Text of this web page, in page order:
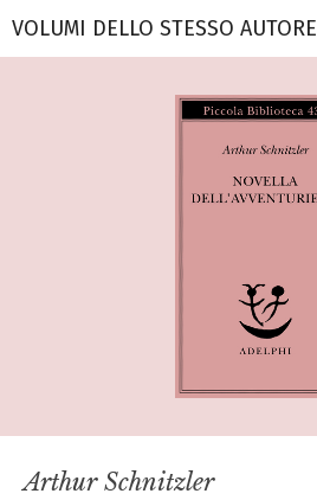
VOLUMI DELLO STESSO AUTORE
Arthur Schnitzler